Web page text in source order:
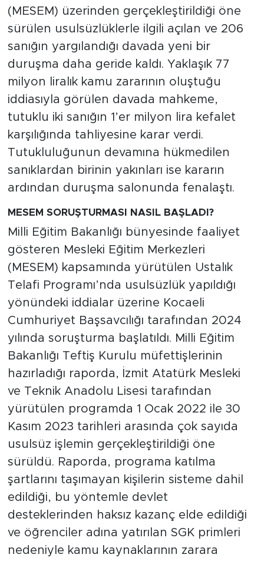
(MESEM) üzerinden gerçekleştirildiği öne
sürülen usulsüzlüklerle ilgili açılan ve 206
sanığın yargılandığı davada yeni bir
duruşma daha geride kaldı. Yaklaşık 77
milyon liralık kamu zararının oluştuğu
iddiasıyla görülen davada mahkeme,
tutuklu iki sanığın 1’er milyon lira kefalet
karşılığında tahliyesine karar verdi.
Tutukluluğunun devamına hükmedilen
sanıklardan birinin yakınları ise kararın
ardından duruşma salonunda fenalaştı.
MESEM SORUŞTURMASI NASIL BAŞLADI?
Milli Eğitim Bakanlığı bünyesinde faaliyet
gösteren Mesleki Eğitim Merkezleri
(MESEM) kapsamında yürütülen Ustalık
Telafi Programı’nda usulsüzlük yapıldığı
yönündeki iddialar üzerine Kocaeli
Cumhuriyet Başsavcılığı tarafından 2024
yılında soruşturma başlatıldı. Milli Eğitim
Bakanlığı Teftiş Kurulu müfettişlerinin
hazırladığı raporda, İzmit Atatürk Mesleki
ve Teknik Anadolu Lisesi tarafından
yürütülen programda 1 Ocak 2022 ile 30
Kasım 2023 tarihleri arasında çok sayıda
usulsüz işlemin gerçekleştirildiği öne
sürüldü. Raporda, programa katılma
şartlarını taşımayan kişilerin sisteme dahil
edildiği, bu yöntemle devlet
desteklerinden haksız kazanç elde edildiği
ve öğrenciler adına yatırılan SGK primleri
nedeniyle kamu kaynaklarının zarara